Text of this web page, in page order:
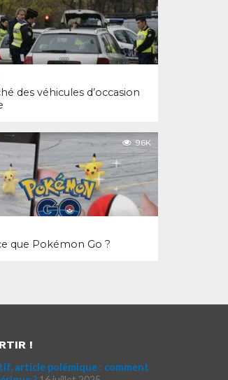
des véhicules d’occasion
9.6K
que Pokémon Go ?
!
article polémique : comment